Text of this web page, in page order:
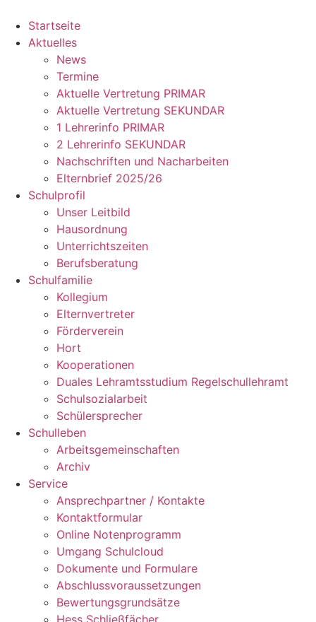
Inhalt
springen
Startseite
Aktuelles
News
Termine
Aktuelle Vertretung PRIMAR
Aktuelle Vertretung SEKUNDAR
1 Lehrerinfo PRIMAR
2 Lehrerinfo SEKUNDAR
Nachschriften und Nacharbeiten
Elternbrief 2025/26
Schulprofil
Unser Leitbild
Hausordnung
Unterrichtszeiten
Berufsberatung
Schulfamilie
Kollegium
Elternvertreter
Förderverein
Hort
Kooperationen
Duales Lehramtsstudium Regelschullehramt
Schulsozialarbeit
Schülersprecher
Schulleben
Arbeitsgemeinschaften
Archiv
Service
Ansprechpartner / Kontakte
Kontaktformular
Online Notenprogramm
Umgang Schulcloud
Dokumente und Formulare
Abschlussvoraussetzungen
Bewertungsgrundsätze
Hess Schließfächer